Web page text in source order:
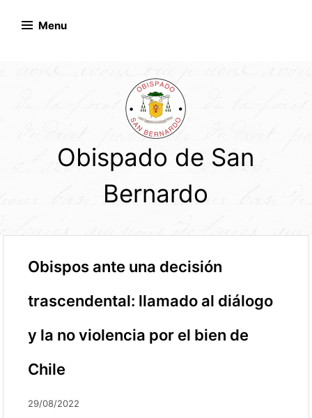
Menu
Obispado de San
Bernardo
Obispos ante una decisión
trascendental: llamado al diálogo
y la no violencia por el bien de
Chile
29/08/2022